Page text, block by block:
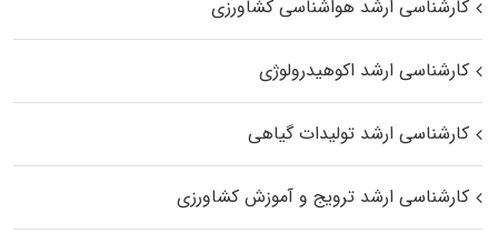
کارشناسی ارشد هواشناسی کشاورزی
کارشناسی ارشد اکوهیدرولوژی
کارشناسی ارشد تولیدات گیاهی
کارشناسی ارشد ترویج و آموزش کشاورزی